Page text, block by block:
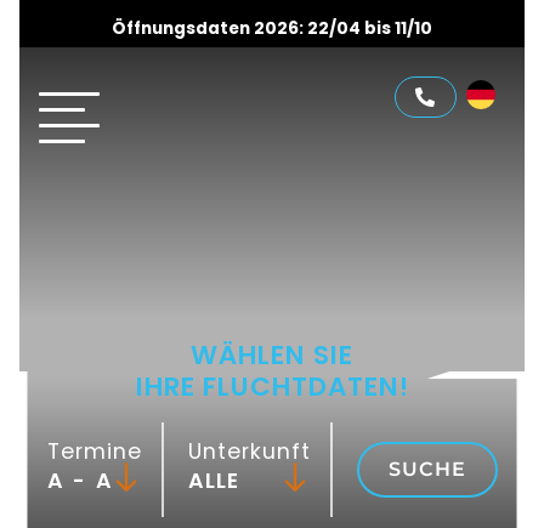
Öffnungsdaten 2026: 22/04 bis 11/10
WÄHLEN SIE
IHRE FLUCHTDATEN!
Termine
-
Unterkunft
SUCHE